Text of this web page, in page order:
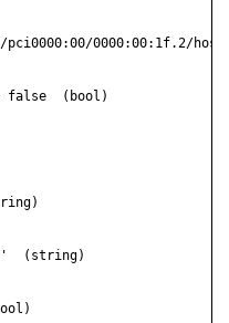
pci0000:00/0000:00:1f.2/
false  (bool)
(string)